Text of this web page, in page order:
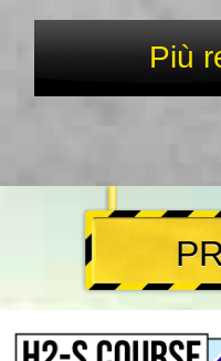
Più